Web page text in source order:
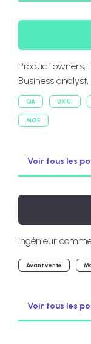
Product owners,
Business
QA UX UI
MOE
Voir tous les
Ingénieur
Avant vente
Voir tous les